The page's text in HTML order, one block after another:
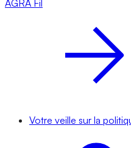
AGRA Fil
Votre veille sur la